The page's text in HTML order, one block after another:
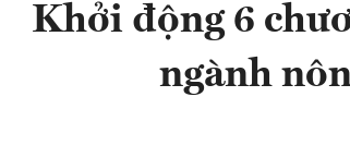
Khởi động 6
ngành